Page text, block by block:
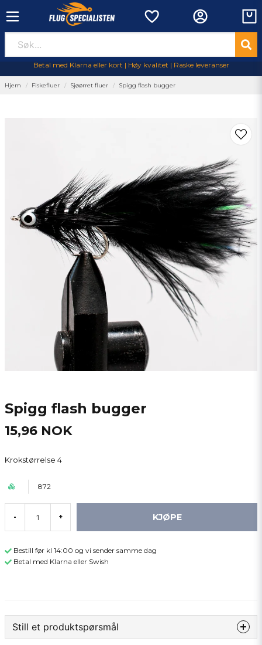
Betal med Klarna eller kort | Høy kvalitet | Raske leveranser
Hjem Fiskefluer Sjøørret fluer Spigg flash bugger
Spigg flash bugger
15,96 NOK
Krokstørrelse 4
872
- + KJØPE
Bestill før kl 14:00 og vi sender samme dag
Betal med Klarna eller Swish
Still et produktspørsmål